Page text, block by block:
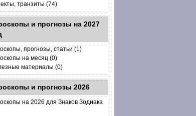
транзиты (74)
и прогнозы на 2027
прогнозы, статьи (1)
на месяц (0)
материалы (0)
и прогнозы 2026
на 2026 для Знаков Зодиака